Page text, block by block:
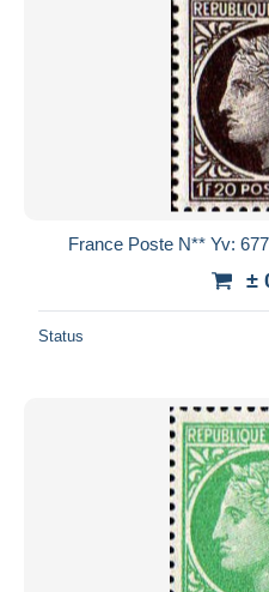
France Poste N** Yv:
±
Status